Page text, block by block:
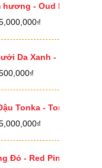
hương - Oud Essential
₫Khoảng
4,200,000₫
Da Xanh - Pomelo
₫Khoảng
400,000₫
12,500,000₫
Tonka - Tonka Bean
₫Khoảng
1,950,000₫
Đỏ - Red Pine